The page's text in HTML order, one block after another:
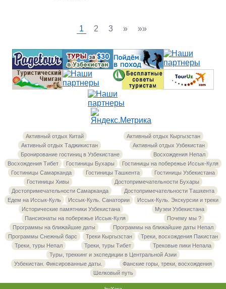
1 2 3 » »»
Активный отдых Китай
Активный отдых Кыргызстан
Активный отдых Таджикистан
Активный отдых Узбекистан
Бронирование гостиниц в Узбекистане
Восхождения Непал
Восхождения Тибет
Гостиницы Бухары
Гостиницы на побережье Иссык-Куля
Гостиницы Самарканда
Гостиницы Ташкента
Гостиницы Узбекистана
Гостиницы Хивы
Достопримечательности Бухары
Достопримечательности Самарканда
Достопримечательности Ташкента
Едем на Иссык-Куль
Иссык-Куль. Санатории
Иссык-Куль. Экскурсии и треки
Исторические памятники Узбекистана
Музеи Узбекистана
Пансионаты на побережье Иссык-Куля
Почему мы ?
Программы на ближайшие даты
Программы на ближайшие даты Непал
Программы Снежный барс
Треки Кыргызстан
Треки, восхождения Пакистан
Треки, туры Непал
Треки, туры Тибет
Трековые пики Непала
Туры, треккинг и экспедиции в Центральной Азии
Узбекистан. Фиксированные даты.
Фанские горы, треки, восхождения
Шелковый путь